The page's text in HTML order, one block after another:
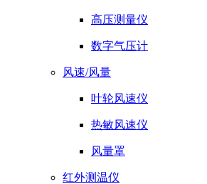
高压测量仪
数字气压计
风速/风量
叶轮风速仪
热敏风速仪
风量罩
红外测温仪